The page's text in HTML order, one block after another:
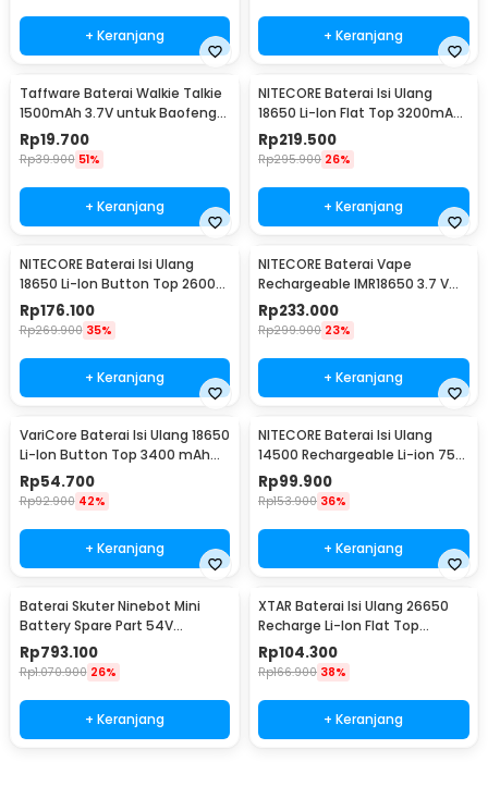
+ Keranjang + Keranjang
Taffware Baterai Walkie Talkie
1500mAh 3.7V untuk Baofeng
BF-UV3R - BL-3
Rp19.700
Rp39.900 51%
+ Keranjang
NITECORE Baterai Isi Ulang
18650 Li-Ion Flat Top 3200mAh
3.7V 1 PCS - NL1832
Rp219.500
Rp295.900 26%
+ Keranjang
NITECORE Baterai Isi Ulang
18650 Li-Ion Button Top 2600
mAh 3.7V 1 PCS - NL1826
Rp176.100
Rp269.900 35%
+ Keranjang
NITECORE Baterai Vape
Rechargeable IMR18650 3.7 V
3100mAh 1 PCS
Rp233.000
Rp299.900 23%
+ Keranjang
VariCore Baterai Isi Ulang 18650
Li-Ion Button Top 3400 mAh
3.7V 1 PCS 3400mAh
Rp54.700
Rp92.900 42%
+ Keranjang
NITECORE Baterai Isi Ulang
14500 Rechargeable Li-ion 750
mAh 3.6 V 1PC - NL1475R
Rp99.900
Rp153.900 36%
+ Keranjang
Baterai Skuter Ninebot Mini
Battery Spare Part 54V
4900mAh
Rp793.100
Rp1.070.900 26%
+ Keranjang
XTAR Baterai Isi Ulang 26650
Recharge Li-Ion Flat Top
5200mAh 3.6V 1PC
Rp104.300
Rp166.900 38%
+ Keranjang